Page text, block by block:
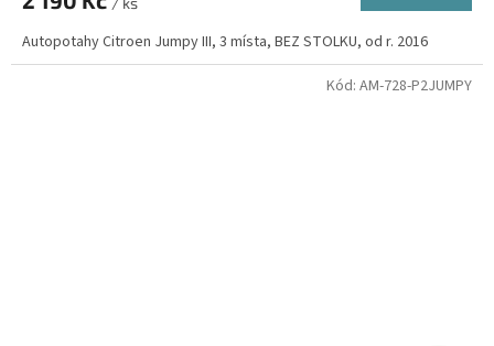
Autopotahy Citroen Jumpy III, 3 místa, BEZ STOLKU, od r. 2016
Kód: AM-728-P2JUMPY